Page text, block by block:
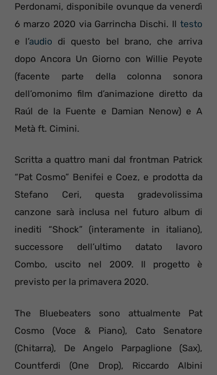
Perdonami, disponibile ovunque da venerdì
6 marzo 2020 via Garrincha Dischi. Il testo
e l’audio di questo bel brano, che arriva
dopo Ancora Un Giorno con Willie Peyote
(facente parte della colonna sonora
dell’omonimo film d’animazione diretto da
Raúl de la Fuente e Damian Nenow) e A
Metà ft. Cimini.
Scritta a quattro mani dal frontman Patrick
“Pat Cosmo” Benifei e Coez, e prodotta da
Stefano Ceri, questa gradevolissima
canzone sarà inclusa nel futuro album di
inediti “Shock” (interamente in italiano),
successore dell’ultimo datato lavoro
Combo, uscito nel 2009. Il progetto è
previsto per la primavera 2020.
The Bluebeaters sono attualmente Pat
Cosmo (Voce & Piano), Cato Senatore
(Chitarra), De Angelo Parpaglione (Sax),
Countferdi (One Drop), Riccardo Albini